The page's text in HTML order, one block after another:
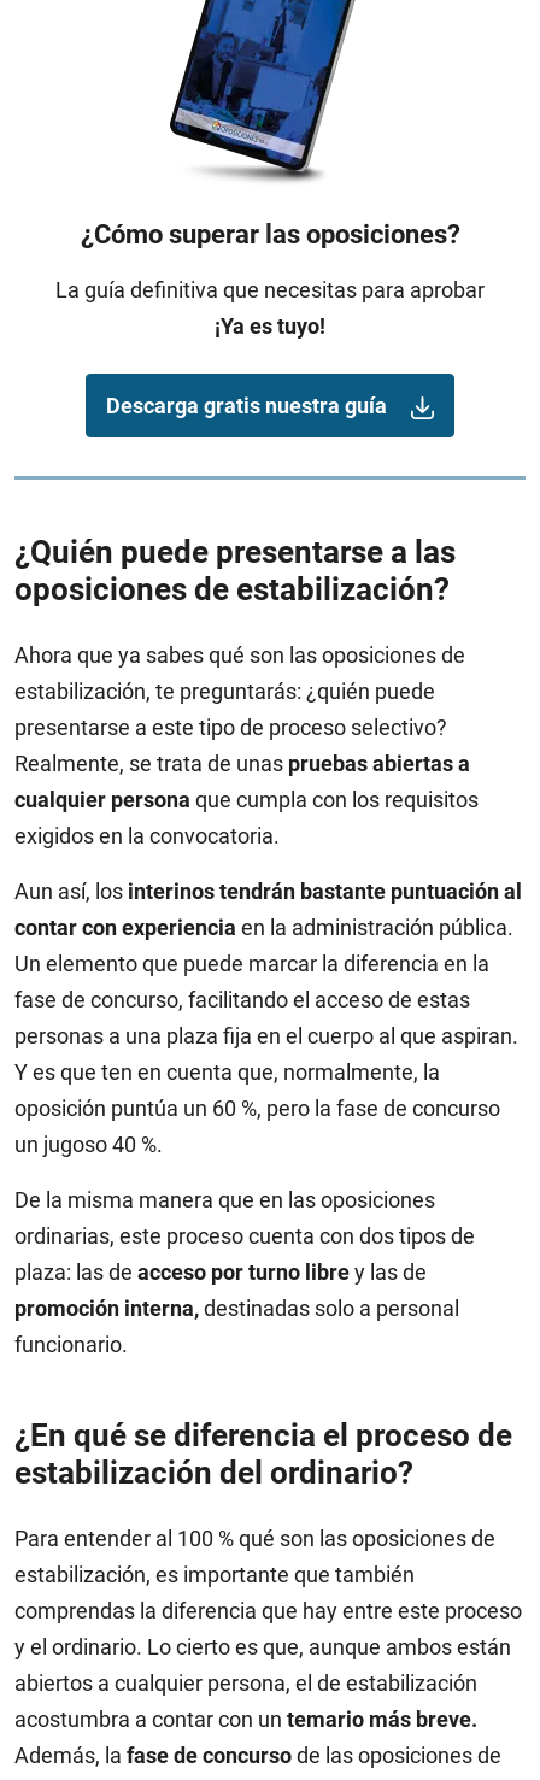
¿Cómo superar las oposiciones?
La guía definitiva que necesitas para aprobar
¡Ya es tuyo!
Descarga gratis nuestra guía
¿Quién puede presentarse a las
oposiciones de estabilización?
Ahora que ya sabes qué son las oposiciones de
estabilización, te preguntarás: ¿quién puede
presentarse a este tipo de proceso selectivo?
Realmente, se trata de unas pruebas abiertas a
cualquier persona que cumpla con los requisitos
exigidos en la convocatoria.
Aun así, los interinos tendrán bastante puntuación al
contar con experiencia en la administración pública.
Un elemento que puede marcar la diferencia en la
fase de concurso, facilitando el acceso de estas
personas a una plaza fija en el cuerpo al que aspiran.
Y es que ten en cuenta que, normalmente, la
oposición puntúa un 60 %, pero la fase de concurso
un jugoso 40 %.
De la misma manera que en las oposiciones
ordinarias, este proceso cuenta con dos tipos de
plaza: las de acceso por turno librey las de
promoción interna,destinadas solo a personal
funcionario.
¿En qué se diferencia el proceso de
estabilización del ordinario?
Para entender al 100 % qué son las oposiciones de
estabilización, es importante que también
comprendas la diferencia que hay entre este proceso
y el ordinario. Lo cierto es que, aunque ambos están
abiertos a cualquier persona, el de estabilización
acostumbra a contar con un temario más breve.
Además, la fase de concursode las oposiciones de